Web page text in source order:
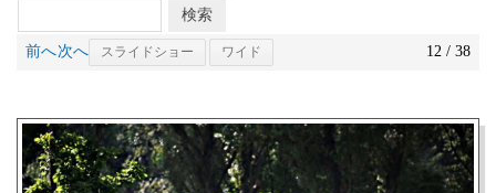
前へ次へ スライドショー ワイド 12 / 38